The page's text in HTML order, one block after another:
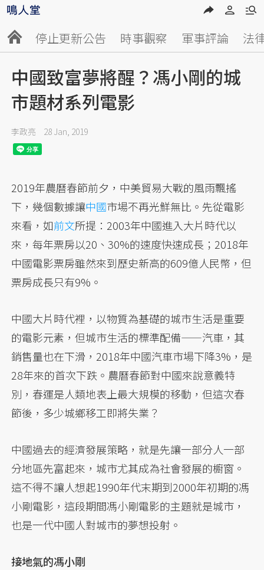
停止更新公告 時事觀察 軍事評論 法
中國致富夢將醒？馮小剛的城
市題材系列電影
李政亮 28 Jan, 2019
2019年農曆春節前夕，中美貿易大戰的風雨飄搖
下，幾個數據讓中國市場不再光鮮無比。先從電影
來看，如前文所提：2003年中國進入大片時代以
來，每年票房以20、30%的速度快速成長；2018年
中國電影票房雖然來到歷史新高的609億人民幣，但
票房成長只有9%。
中國大片時代裡，以物質為基礎的城市生活是重要
的電影元素，但城市生活的標準配備——汽車，其
銷售量也在下滑，2018年中國汽車市場下降3%，是
28年來的首次下跌。農曆春節對中國來說意義特
別，春運是人類地表上最大規模的移動，但這次春
節後，多少城鄉移工即將失業？
中國過去的經濟發展策略，就是先讓一部分人一部
分地區先富起來，城市尤其成為社會發展的櫥窗。
這不得不讓人想起1990年代末期到2000年初期的馮
小剛電影，這段期間馮小剛電影的主題就是城市，
也是一代中國人對城市的夢想投射。
接地氣的馮小剛